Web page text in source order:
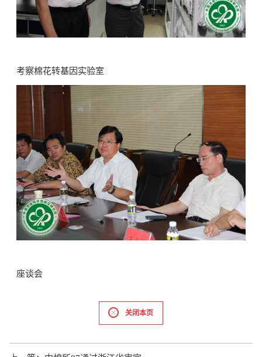
考察棉花转基因实验室
座谈会
关闭本页